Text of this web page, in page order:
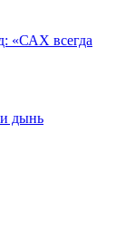
«САХ всегда
и дынь